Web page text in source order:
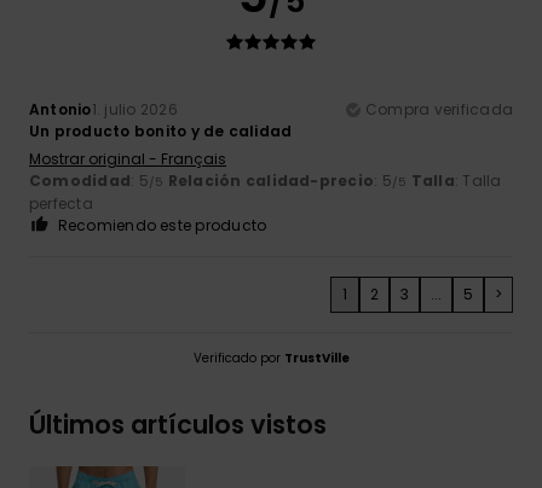
Antonio1. julio 2026
Compra verificada
Un producto bonito y de calidad
Mostrar original - Français
Comodidad: 5/5 Relación calidad-precio: 5/5 Talla: Talla
perfecta
Recomiendo este producto
1 2 3 ... 5 >
Verificado por TrustVille
Últimos artículos vistos